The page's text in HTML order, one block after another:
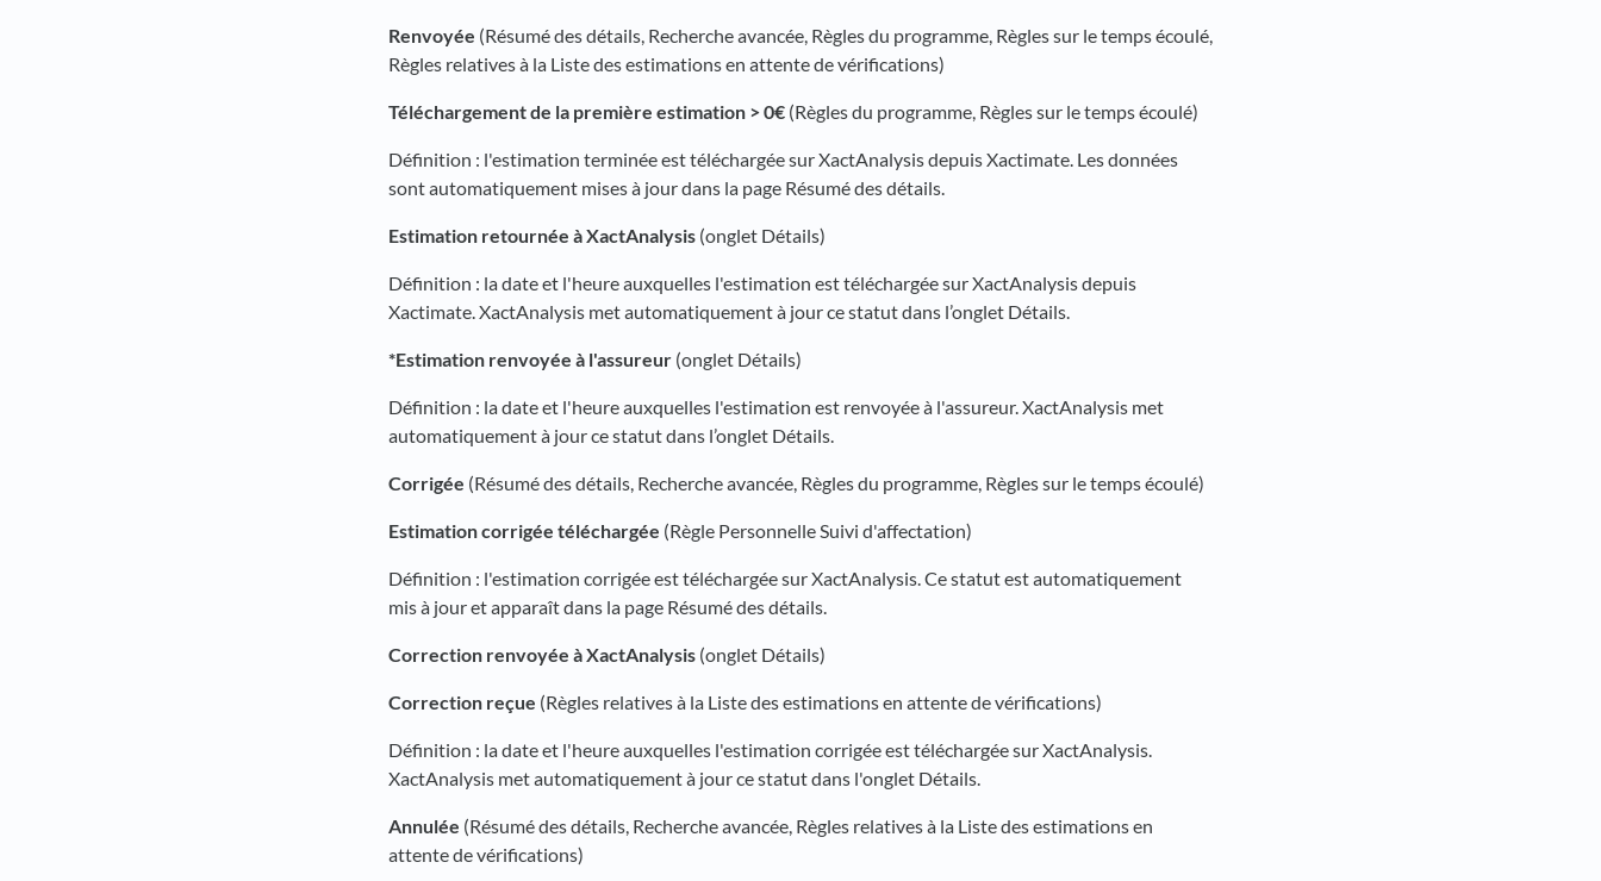
Renvoyée (Résumé des détails, Recherche avancée, Règles du programme, Règles sur le temps écoulé,
Règles relatives à la Liste des estimations en attente de vérifications)
Téléchargement de la première estimation > 0€ (Règles du programme, Règles sur le temps écoulé)
Définition : l'estimation terminée est téléchargée sur XactAnalysis depuis Xactimate. Les données
sont automatiquement mises à jour dans la page Résumé des détails.
Estimation retournée à XactAnalysis (onglet Détails)
Définition : la date et l'heure auxquelles l'estimation est téléchargée sur XactAnalysis depuis
Xactimate. XactAnalysis met automatiquement à jour ce statut dans l’onglet Détails.
*Estimation renvoyée à l'assureur (onglet Détails)
Définition : la date et l'heure auxquelles l'estimation est renvoyée à l'assureur. XactAnalysis met
automatiquement à jour ce statut dans l’onglet Détails.
Corrigée (Résumé des détails, Recherche avancée, Règles du programme, Règles sur le temps écoulé)
Estimation corrigée téléchargée (Règle Personnelle Suivi d'affectation)
Définition : l'estimation corrigée est téléchargée sur XactAnalysis. Ce statut est automatiquement
mis à jour et apparaît dans la page Résumé des détails.
Correction renvoyée à XactAnalysis (onglet Détails)
Correction reçue (Règles relatives à la Liste des estimations en attente de vérifications)
Définition : la date et l'heure auxquelles l'estimation corrigée est téléchargée sur XactAnalysis.
XactAnalysis met automatiquement à jour ce statut dans l'onglet Détails.
Annulée (Résumé des détails, Recherche avancée, Règles relatives à la Liste des estimations en
attente de vérifications)